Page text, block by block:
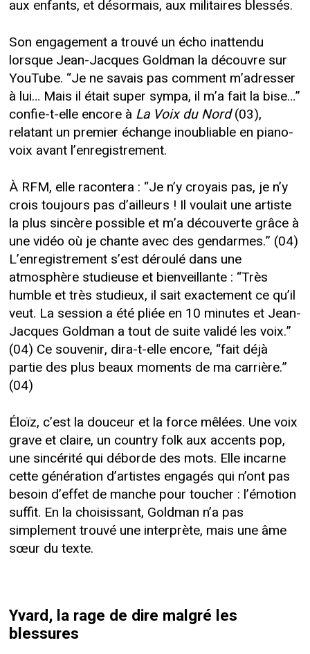
aux enfants, et désormais, aux militaires blessés.
Son engagement a trouvé un écho inattendu
lorsque Jean-Jacques Goldman la découvre sur
YouTube. “Je ne savais pas comment m’adresser
à lui… Mais il était super sympa, il m’a fait la bise…”
confie-t-elle encore à La Voix du Nord(03),
relatant un premier échange inoubliable en piano-
voix avant l’enregistrement.
À RFM, elle racontera : “Je n’y croyais pas, je n’y
crois toujours pas d’ailleurs ! Il voulait une artiste
la plus sincère possible et m’a découverte grâce à
une vidéo où je chante avec des gendarmes.” (04)
L’enregistrement s’est déroulé dans une
atmosphère studieuse et bienveillante : “Très
humble et très studieux, il sait exactement ce qu’il
veut. La session a été pliée en 10 minutes et Jean-
Jacques Goldman a tout de suite validé les voix.”
(04) Ce souvenir, dira-t-elle encore, “fait déjà
partie des plus beaux moments de ma carrière.”
(04)
Éloïz, c’est la douceur et la force mêlées. Une voix
grave et claire, un country folk aux accents pop,
une sincérité qui déborde des mots. Elle incarne
cette génération d’artistes engagés qui n’ont pas
besoin d’effet de manche pour toucher : l’émotion
suffit. En la choisissant, Goldman n’a pas
simplement trouvé une interprète, mais une âme
sœur du texte.
Yvard, la rage de dire malgré les
blessures